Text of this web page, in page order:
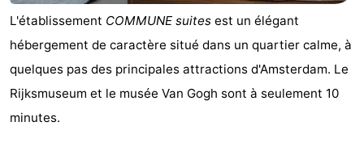
Faire
du
vélo
-
Randonnée
Divertissement
Vie
Nocturne
Aliments
L'établissement COMMUNE suites est un élégant
hébergement de caractère situé dans un quartier calme, à
quelques pas des principales attractions d'Amsterdam. Le
Rijksmuseum et le musée Van Gogh sont à seulement 10
minutes.